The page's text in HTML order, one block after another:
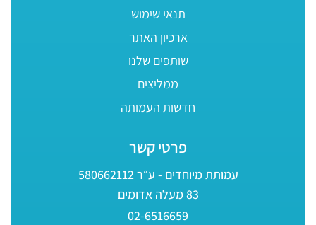
תנאי שימוש
ארכיון האתר
שותפים שלנו
ממליצים
חדשות העמותה
פרטי קשר
עמותת מיוחדים - ע״ר 580662112
83 מעלה אדומים
02-6516659